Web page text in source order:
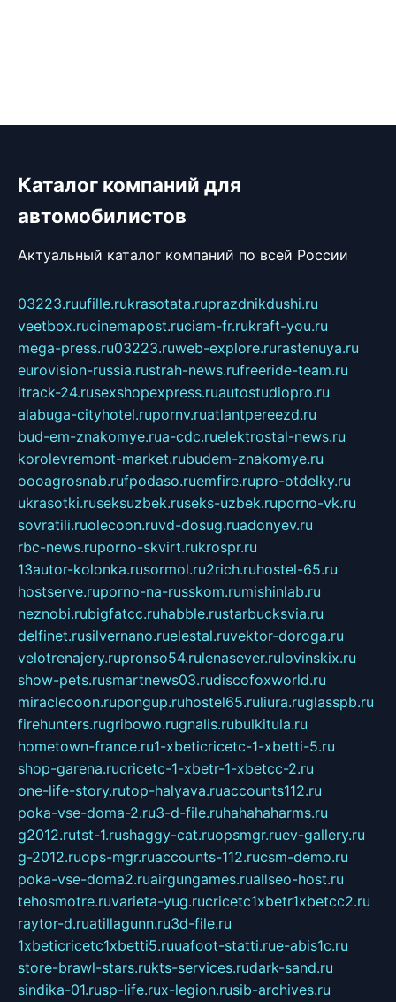
Каталог компаний для
автомобилистов
Актуальный каталог компаний по всей России
03223.ruufille.rukrasotata.ruprazdnikdushi.ru
veetbox.rucinemapost.ruciam-fr.rukraft-you.ru
mega-press.ru03223.ruweb-explore.rurastenuya.ru
eurovision-russia.rustrah-news.rufreeride-team.ru
itrack-24.rusexshopexpress.ruautostudiopro.ru
alabuga-cityhotel.rupornv.ruatlantpereezd.ru
bud-em-znakomye.rua-cdc.ruelektrostal-news.ru
korolevremont-market.rubudem-znakomye.ru
oooagrosnab.rufpodaso.ruemfire.rupro-otdelky.ru
ukrasotki.ruseksuzbek.ruseks-uzbek.ruporno-vk.ru
sovratili.ruolecoon.ruvd-dosug.ruadonyev.ru
rbc-news.ruporno-skvirt.rukrospr.ru
13autor-kolonka.rusormol.ru2rich.ruhostel-65.ru
hostserve.ruporno-na-russkom.rumishinlab.ru
neznobi.rubigfatcc.ruhabble.rustarbucksvia.ru
delfinet.rusilvernano.ruelestal.ruvektor-doroga.ru
velotrenajery.rupronso54.rulenasever.rulovinskix.ru
show-pets.rusmartnews03.rudiscofoxworld.ru
miraclecoon.rupongup.ruhostel65.ruliura.ruglasspb.ru
firehunters.rugribowo.rugnalis.rubulkitula.ru
hometown-france.ru1-xbeticricetc-1-xbetti-5.ru
shop-garena.rucricetc-1-xbetr-1-xbetcc-2.ru
one-life-story.rutop-halyava.ruaccounts112.ru
poka-vse-doma-2.ru3-d-file.ruhahahaharms.ru
g2012.rutst-1.rushaggy-cat.ruopsmgr.ruev-gallery.ru
g-2012.ruops-mgr.ruaccounts-112.rucsm-demo.ru
poka-vse-doma2.ruairgungames.ruallseo-host.ru
tehosmotre.ruvarieta-yug.rucricetc1xbetr1xbetcc2.ru
raytor-d.ruatillagunn.ru3d-file.ru
1xbeticricetc1xbetti5.ruuafoot-statti.rue-abis1c.ru
store-brawl-stars.rukts-services.rudark-sand.ru
sindika-01.rusp-life.rux-legion.rusib-archives.ru